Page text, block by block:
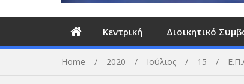
Κεντρική Διοικητικό
Home 2020 Ιούλιος 15